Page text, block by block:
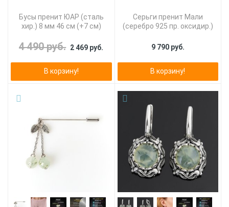
Бусы пренит ЮАР (сталь
хир.) 8 мм 46 см (+7 см)
4 490 руб. 2 469 руб.
В корзину!
Серьги пренит Мали
(серебро 925 пр. оксидир.)
9 790 руб.
В корзину!